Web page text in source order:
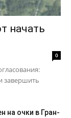
начать
0
завершить
на очки в Гран-